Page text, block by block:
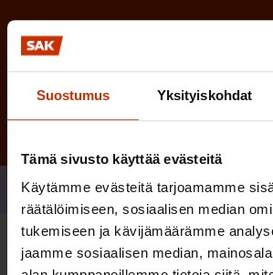
Suostumus Yksityiskohdat
Tämä sivusto käyttää evästeitä
Käytämme evästeitä tarjoamamme
räätälöimiseen, sosiaalisen median
tukemiseen ja kävijämäärämme
jaamme sosiaalisen median,
Tilaa
Jaa
Sinua saattaa myös